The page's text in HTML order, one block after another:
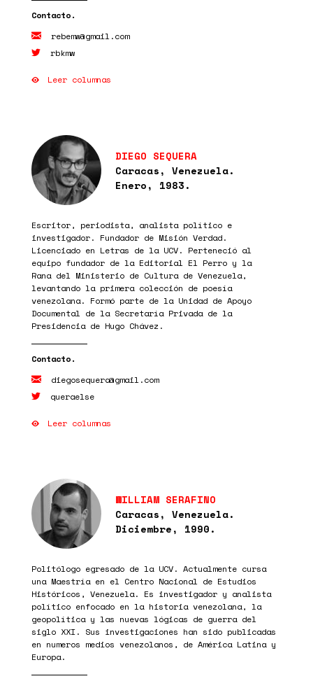
rebemw@gmail.com
rbkmw
Leer columnas
DIEGO SEQUERA
Caracas, Venezuela.
Enero, 1983.
Escritor, periodista, analista político e
investigador. Fundador de Misión Verdad.
Licenciado en Letras de la UCV. Perteneció al
equipo fundador de la Editorial El Perro y la
Rana del Ministerio de Cultura de Venezuela,
levantando la primera colección de poesía
venezolana. Formó parte de la Unidad de Apoyo
Documental de la Secretaría Privada de la
Presidencia de Hugo Chávez.
diegosequera@gmail.com
queraelse
Leer columnas
WILLIAM SERAFINO
Caracas, Venezuela.
Diciembre, 1990.
Politólogo egresado de la UCV. Actualmente cursa
una Maestría en el Centro Nacional de Estudios
Históricos, Venezuela. Es investigador y analista
político enfocado en la historia venezolana, la
geopolítica y las nuevas lógicas de guerra del
siglo XXI. Sus investigaciones han sido publicadas
en numeros medios venezolanos, de América Latina y
Europa.